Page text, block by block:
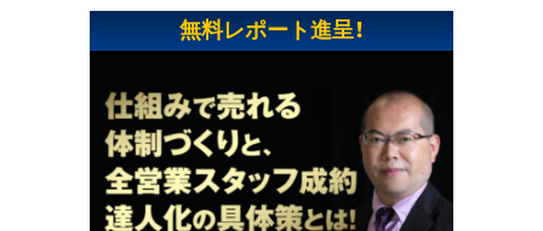
無料レポート進呈！